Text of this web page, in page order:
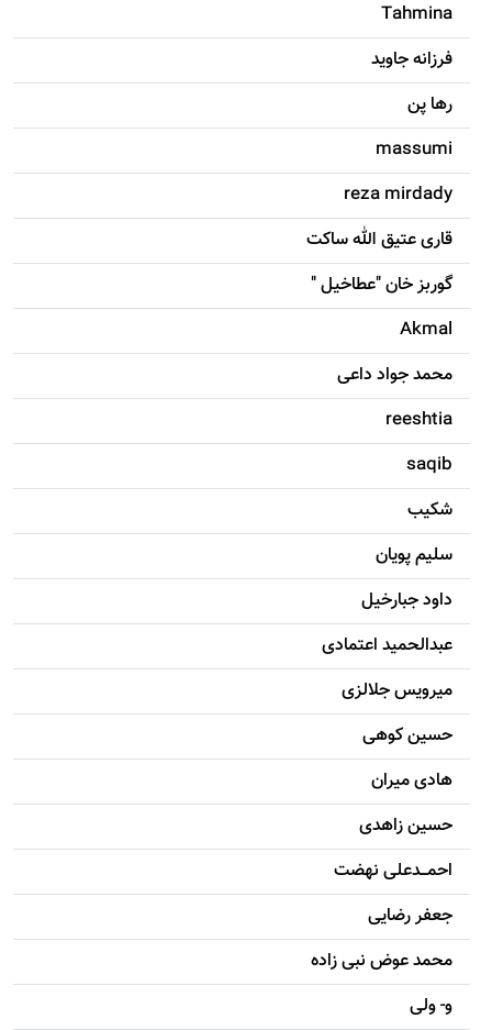
Tahmina
فرزانه جاويد
رها پن
massumi
reza mirdady
قاری عتیق الله ساکت
گوربز خان "عطاخیل "
Akmal
محمد جواد داعی
reeshtia
saqib
شکيب
سليم پویان
داود جبارخیل
عبدالحمید اعتمادی
میرویس جلالزی
حسين کوهی
هادی ميران
حسين زاهدی
احمـــدعلی نهضت
جعفر رضایی
محمد عوض نبی زاده
و- ولی